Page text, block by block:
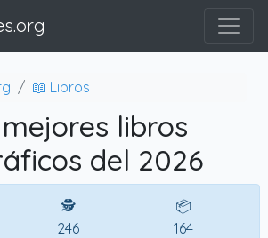
📖 Libros
libros
del 2026
🕵
246
📦
164